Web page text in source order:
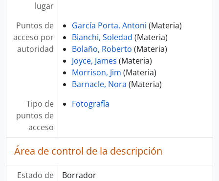
lugar
Puntos de
acceso por
autoridad
García Porta, Antoni (Materia)
Bianchi, Soledad (Materia)
Bolaño, Roberto (Materia)
Joyce, James (Materia)
Morrison, Jim (Materia)
Barnacle, Nora (Materia)
Tipo de
puntos de
acceso
Fotografía
Área de control de la descripción
Estado de
Borrador